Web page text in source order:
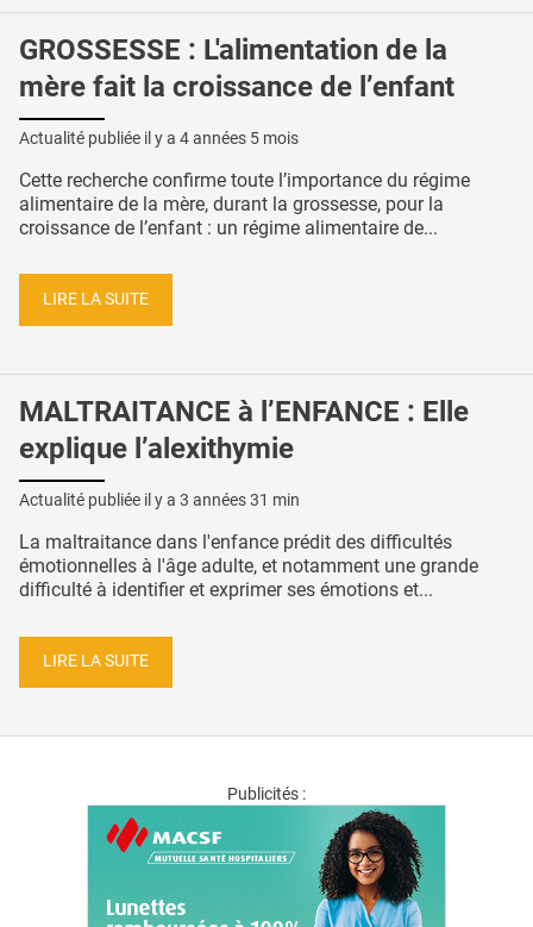
GROSSESSE : L'alimentation de la
mère fait la croissance de l’enfant
Actualité publiée il y a 4 années 5 mois
Cette recherche confirme toute l’importance du régime
alimentaire de la mère, durant la grossesse, pour la
croissance de l’enfant : un régime alimentaire de...
LIRE LA SUITE
MALTRAITANCE à l’ENFANCE : Elle
explique l’alexithymie
Actualité publiée il y a 3 années 31 min
La maltraitance dans l'enfance prédit des difficultés
émotionnelles à l'âge adulte, et notamment une grande
difficulté à identifier et exprimer ses émotions et...
LIRE LA SUITE
Publicités :